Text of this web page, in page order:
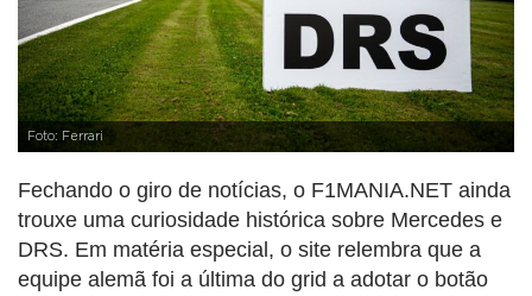
Foto: Ferrari
Fechando o giro de notícias, o F1MANIA.NET ainda
trouxe uma curiosidade histórica sobre Mercedes e
DRS. Em matéria especial, o site relembra que a
equipe alemã foi a última do grid a adotar o botão